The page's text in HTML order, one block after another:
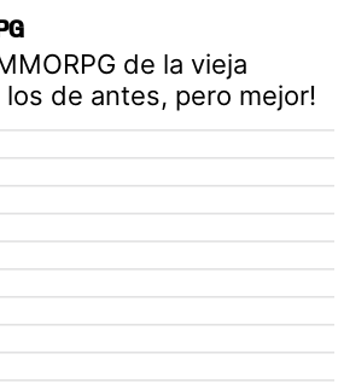
de la vieja
los de antes, pero mejor!